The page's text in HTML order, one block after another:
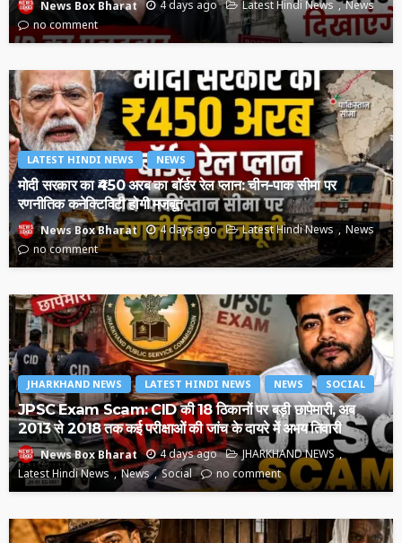
News Box Bharat 4 days ago Latest Hindi News
News
no comment
LATEST HINDI NEWS NEWS
मोदी सरकार का ₹450 अरब का बॉर्डर रेल प्लान: चीन-पाक सीमा पर
रणनीतिक कनेक्टिविटी होगी मजबूत
News Box Bharat 4 days ago Latest Hindi News
News
no comment
JHARKHAND NEWS LATEST HINDI NEWS NEWS SOCIAL
JPSC Exam Scam: CID की 18 ठिकानों पर बड़ी छापेमारी, अब
2013 से 2018 तक कई परीक्षाओं की जांच के दायरे में अभय तिवारी
News Box Bharat 4 days ago
JHARKHAND NEWS
Latest Hindi News
News Social no comment